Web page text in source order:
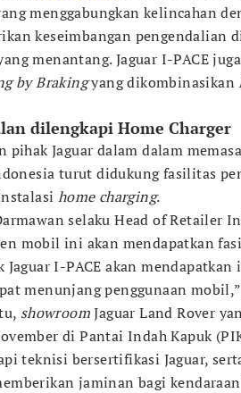
menggabungkan kelincahan
keseimbangan pengendalian
menantang. Jaguar I-PACE
by Brakingyang dikombinasikan
dilengkapi Home Charger
pihak Jaguar dalam dalam
turut didukung fasilitas
home charging.
selaku Head of Retailer
mobil ini akan mendapatkan
Jaguar I-PACE akan mendapatkan
menunjang penggunaan
showroomJaguar Land Rover
di Pantai Indah Kapuk
teknisi bersertifikasi Jaguar,
jaminan bagi